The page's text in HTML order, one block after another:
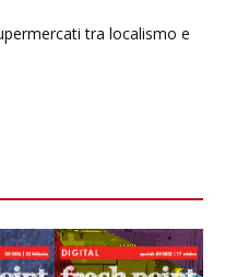
tra localismo e